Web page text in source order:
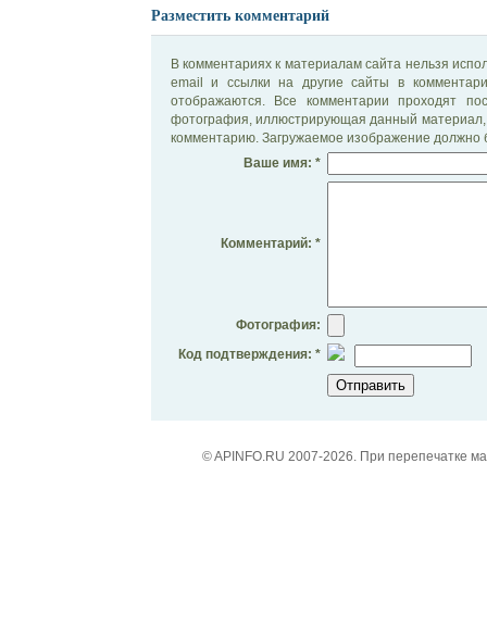
Разместить комментарий
В комментариях к материалам сайта нельзя
email и ссылки на другие сайты в
отображаются. Все комментарии проходят
фотография, иллюстрирующая данный материал,
комментарию. Загружаемое изображение должно
Ваше имя: *
Комментарий: *
Фотография:
Код подтверждения: *
© APINFO.RU 2007-2026. При перепечатке